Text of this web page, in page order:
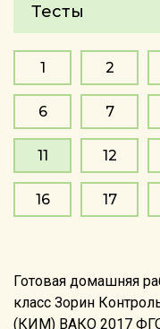
Тесты
1 2
6 7
11 12
16 17
Готовая домашняя
класс Зорин
(КИМ) ВАКО 2017